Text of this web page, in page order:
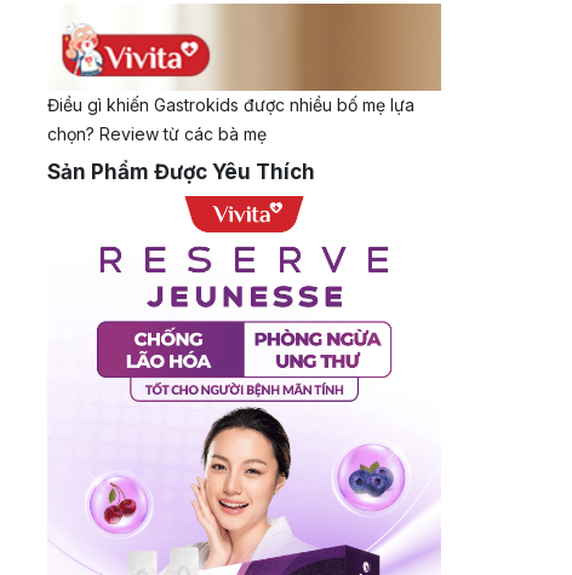
Điều gì khiến Gastrokids được nhiều bố mẹ lựa
chọn? Review từ các bà mẹ
Sản Phẩm Được Yêu Thích